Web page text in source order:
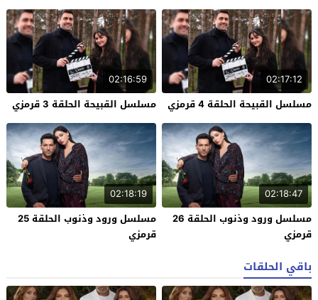
02:17:12
مسلسل القبيحة الحلقة 4 قرمزي
02:16:59
مسلسل القبيحة الحلقة 3 قرمزي
02:18:47
مسلسل ورود وذنوب الحلقة 26
قرمزي
02:18:19
مسلسل ورود وذنوب الحلقة 25
قرمزي
باقي الحلقات